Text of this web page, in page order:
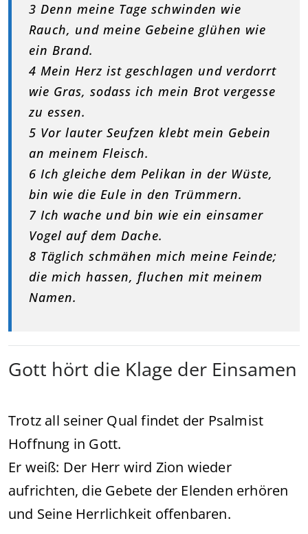
3 Denn meine Tage schwinden wie
Rauch, und meine Gebeine glühen wie
ein Brand.
4 Mein Herz ist geschlagen und verdorrt
wie Gras, sodass ich mein Brot vergesse
zu essen.
5 Vor lauter Seufzen klebt mein Gebein
an meinem Fleisch.
6 Ich gleiche dem Pelikan in der Wüste,
bin wie die Eule in den Trümmern.
7 Ich wache und bin wie ein einsamer
Vogel auf dem Dache.
8 Täglich schmähen mich meine Feinde;
die mich hassen, fluchen mit meinem
Namen.
Gott hört die Klage der Einsamen
Trotz all seiner Qual findet der Psalmist
Hoffnung in Gott.
Er weiß: Der Herr wird Zion wieder
aufrichten, die Gebete der Elenden erhören
und Seine Herrlichkeit offenbaren.